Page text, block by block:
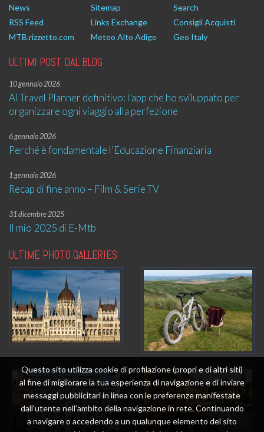
News
Sitemap
Search
RSS Feed
Links Exchange
Consigli Acquisti
MTB.rizzetto.com
Meteo Alto Adige Geo Italy
ULTIMI POST DAL BLOG
10 gennaio 2026
AI Travel Planner definitivo: l’app che ho sviluppato per
organizzare ogni viaggio alla perfezione
6 gennaio 2026
Perché è fondamentale l’Educazione Finanziaria
1 gennaio 2026
Recap di fine anno – Film & Serie TV
31 dicembre 2025
Il mio 2025 di E-Mtb
ULTIME PHOTO GALLERIES
Questo sito utilizza cookie di profilazione (propri e di altri siti)
al fine di migliorare la tua esperienza di navigazione e di inviare
messaggi pubblicitari in linea con le preferenze manifestate
dall'utente nell'ambito della navigazione in rete. Continuando
a navigare o accedendo a un qualunque elemento del sito